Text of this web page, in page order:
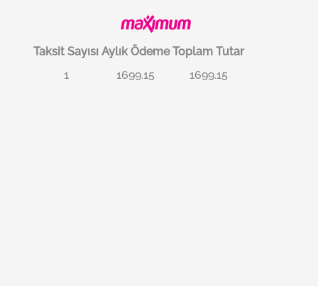
Taksit Sayısı Aylık Ödeme Toplam Tutar
1
1699.15 1699.15